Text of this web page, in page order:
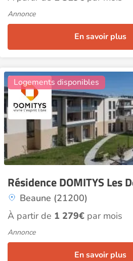
Annonce
En savoir plus
Résidence DOMITYS Les
Beaune (21200)
Logements disponibles
À partir de 1 279€ par mois
Annonce
En savoir plus